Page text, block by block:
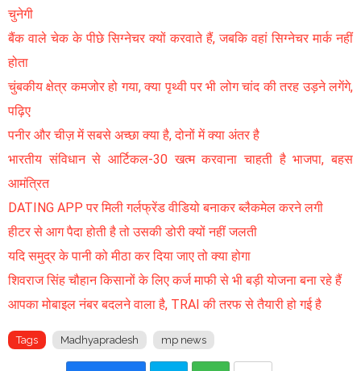
चुनेगी
बैंक वाले चेक के पीछे सिग्नेचर क्यों करवाते हैं, जबकि वहां सिग्नेचर मार्क नहीं
होता
चुंबकीय क्षेत्र कमजोर हो गया, क्या पृथ्वी पर भी लोग चांद की तरह उड़ने लगेंगे,
पढ़िए
पनीर और चीज़ में सबसे अच्छा क्या है, दोनों में क्या अंतर है
भारतीय संविधान से आर्टिकल-30 खत्म करवाना चाहती है भाजपा, बहस
आमंत्रित
DATING APP पर मिली गर्लफ्रेंड वीडियो बनाकर ब्लैकमेल करने लगी
हीटर से आग पैदा होती है तो उसकी डोरी क्यों नहीं जलती
यदि समुद्र के पानी को मीठा कर दिया जाए तो क्या होगा
शिवराज सिंह चौहान किसानों के लिए कर्ज माफी से भी बड़ी योजना बना रहे हैं
आपका मोबाइल नंबर बदलने वाला है, TRAI की तरफ से तैयारी हो गई है
Tags Madhyapradesh mp news